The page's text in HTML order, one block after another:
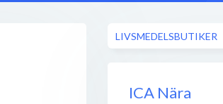
LIVSMEDELSBUTIKER
ICA Nära